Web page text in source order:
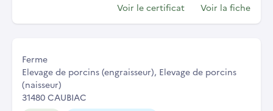
Voir le certificat Voir la fiche
Ferme
Elevage de porcins (engraisseur), Elevage de porcins
(naisseur)
31480 CAUBIAC